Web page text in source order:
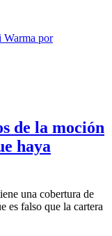
de la moción
haya
una cobertura de
es falso que la cartera